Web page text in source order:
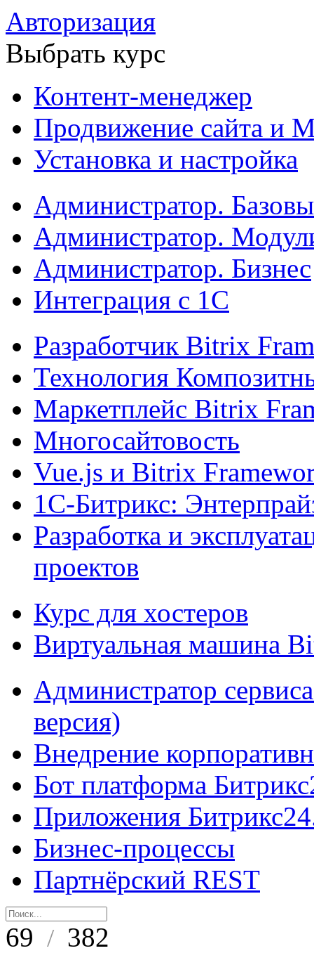
Авторизация
Выбрать курс
Контент-менеджер
Продвижение сайта и
Установка и настройка
Администратор.
Администратор.
Администратор. Бизнес
Интеграция с 1С
Разработчик Bitrix
Технология
Маркетплейс Bitrix
Многосайтовость
Vue.js и Bitrix
1С-Битрикс:
Разработка и
проектов
Курс для хостеров
Виртуальная машина
Администратор
версия)
Внедрение
Бот платформа
Приложения
Бизнес-процессы
Партнёрский REST
69 / 382